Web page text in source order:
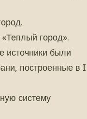
«Теплый город».
источники были
построенные в I
систему